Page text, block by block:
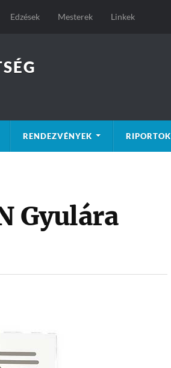
Edzések Mesterek Linkek
RENDEZVÉNYEK RIPORTOK
Gyulára